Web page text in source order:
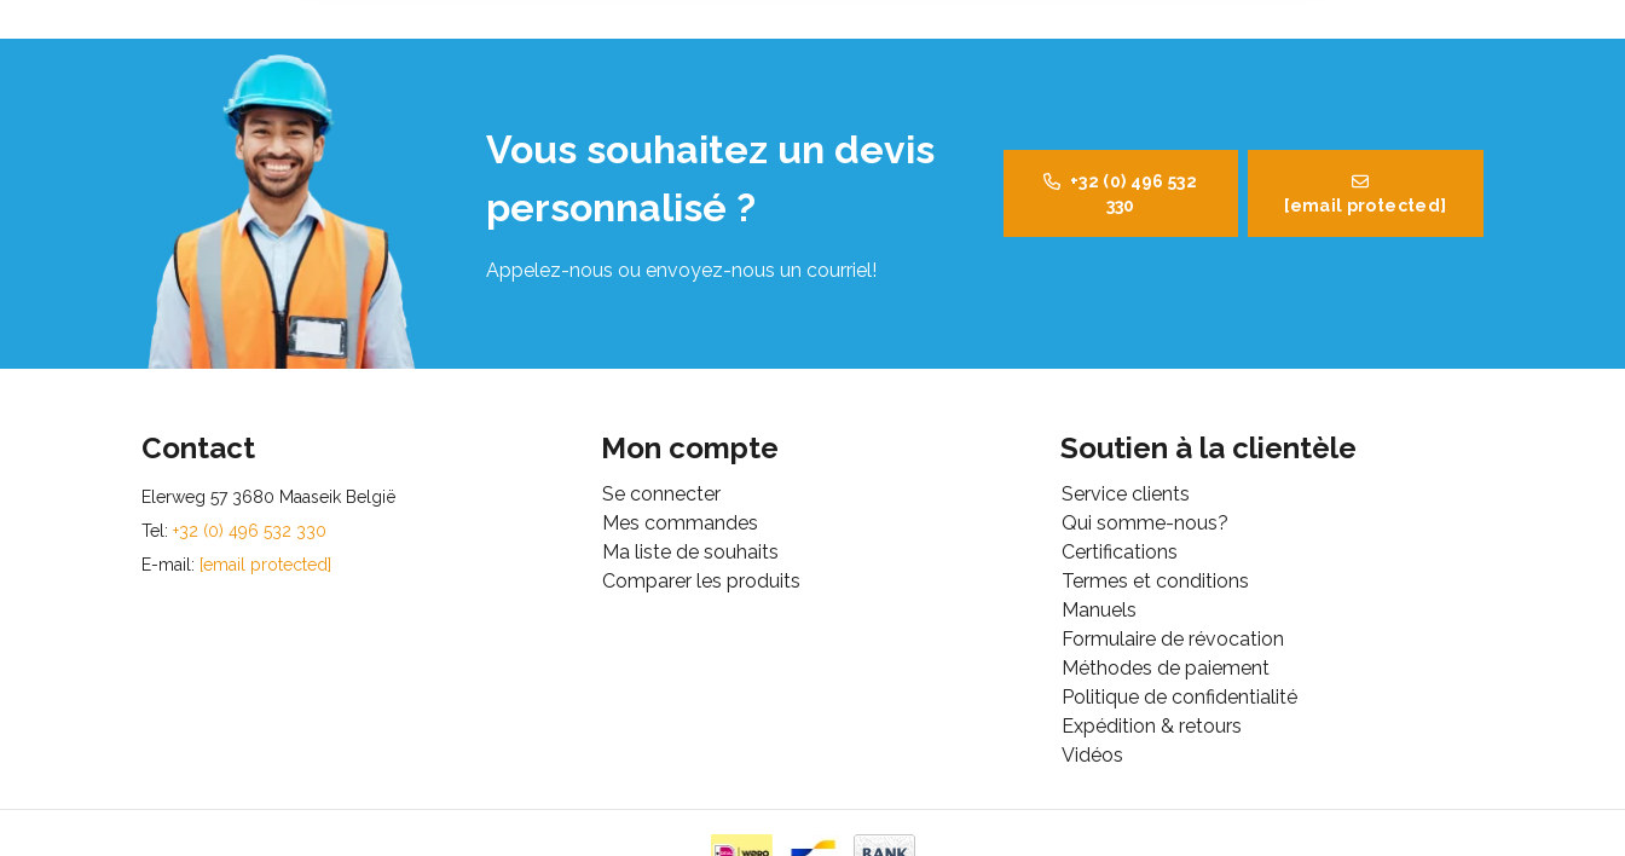
Vous souhaitez un devis
personnalisé ?
Appelez-nous ou envoyez-nous un courriel!
+32 (0) 496 532
330
[email protected]
Contact
Elerweg 57 3680 Maaseik België
Tel: +32 (0) 496 532 330
E-mail: [email protected]
Mon compte
Se connecter
Mes commandes
Ma liste de souhaits
Comparer les produits
Soutien à la clientèle
Service clients
Qui somme-nous?
Certifications
Termes et conditions
Manuels
Formulaire de révocation
Méthodes de paiement
Politique de confidentialité
Expédition & retours
Vidéos